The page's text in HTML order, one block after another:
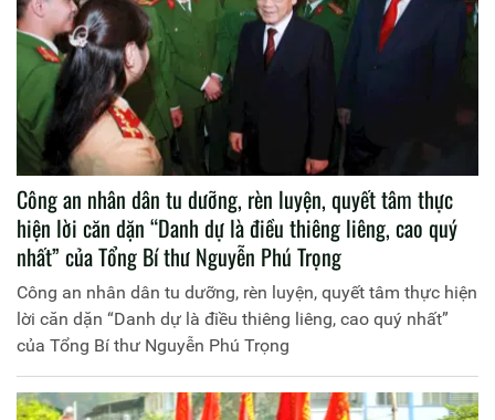
Công an nhân dân tu dưỡng, rèn luyện, quyết tâm thực
hiện lời căn dặn “Danh dự là điều thiêng liêng, cao quý
nhất” của Tổng Bí thư Nguyễn Phú Trọng
Công an nhân dân tu dưỡng, rèn luyện, quyết tâm thực hiện
lời căn dặn “Danh dự là điều thiêng liêng, cao quý nhất”
của Tổng Bí thư Nguyễn Phú Trọng